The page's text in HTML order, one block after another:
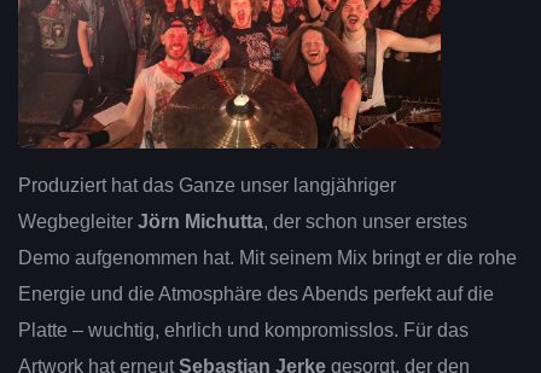
Produziert hat das Ganze unser langjähriger
Wegbegleiter Jörn Michutta, der schon unser erstes
Demo aufgenommen hat. Mit seinem Mix bringt er die rohe
Energie und die Atmosphäre des Abends perfekt auf die
Platte – wuchtig, ehrlich und kompromisslos. Für das
Artwork hat erneutSebastian Jerke gesorgt, der den